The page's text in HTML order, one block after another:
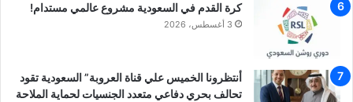
كرة القدم في السعودية مشروع عالمي مستدام!
3 أغسطس، 2026
أنتظرونا الخميس علي قناة العروبة” السعودية تقود
تحالف بحري دفاعي متعدد الجنسيات لحماية الملاحة